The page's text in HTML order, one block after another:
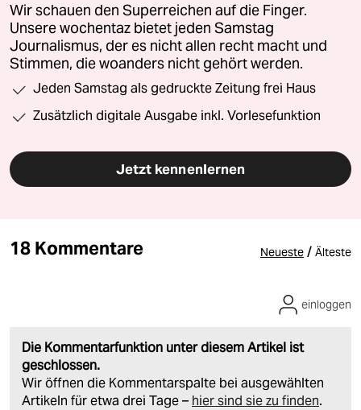
Wir schauen den Superreichen auf die Finger.
Unsere wochentaz bietet jeden Samstag
Journalismus, der es nicht allen recht macht und
Stimmen, die woanders nicht gehört werden.
Jeden Samstag als gedruckte Zeitung frei Haus
Zusätzlich digitale Ausgabe inkl. Vorlesefunktion
Jetzt kennenlernen
18 Kommentare Neueste / Älteste
Die Kommentarfunktion unter diesem Artikel ist
geschlossen.
Wir öffnen die Kommentarspalte bei ausgewählten
Artikeln für etwa drei Tage – hier sind sie zu finden.
einloggen